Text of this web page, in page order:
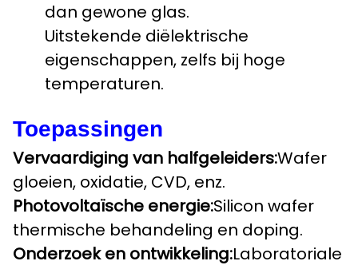
dan gewone glas.
Uitstekende diëlektrische
eigenschappen, zelfs bij hoge
temperaturen.
Toepassingen
Vervaardiging van halfgeleiders:Wafer
gloeien, oxidatie, CVD, enz.
Photovoltaïsche energie:Silicon wafer
thermische behandeling en doping.
Onderzoek en ontwikkeling:Laboratoriale